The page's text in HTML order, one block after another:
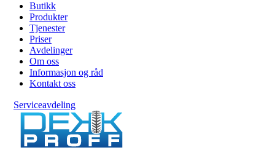
Butikk
Produkter
Tjenester
Priser
Avdelinger
Om oss
Informasjon og råd
Kontakt oss
Serviceavdeling